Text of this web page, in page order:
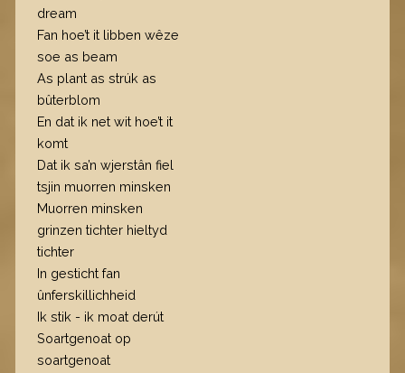
dream
Fan hoe’t it libben wêze
soe as beam
As plant as strúk as
bûterblom
En dat ik net wit hoe’t it
komt
Dat ik sa’n wjerstân fiel
tsjin muorren minsken
Muorren minsken
grinzen tichter hieltyd
tichter
In gesticht fan
ûnferskillichheid
Ik stik - ik moat derút
Soartgenoat op
soartgenoat